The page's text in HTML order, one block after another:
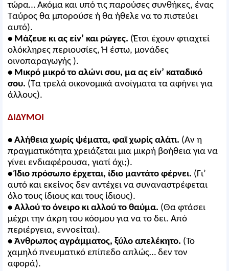
τώρα… Ακόμα και υπό τις παρούσες συνθήκες, ένας
Ταύρος θα μπορούσε ή θα ήθελε να το πιστεύει
αυτό).
• Μάζευε κι ας είν’ και ρώγες. (Έτσι έχουν φτιαχτεί
ολόκληρες περιουσίες, Ή έστω, μονάδες
οινοπαραγωγής ).
• Μικρό μικρό το αλώνι σου, μα ας είν’ καταδικό
σου. (Τα τρελά οικονομικά ανοίγματα τα αφήνει για
άλλους).
ΔΙΔΥΜΟΙ
• Αλήθεια χωρίς ψέματα, φαϊ χωρίς αλάτι. (Αν η
πραγματικότητα χρειάζεται μια μικρή βοήθεια για να
γίνει ενδιαφέρουσα, γιατί όχι;).
• Ίδιο πρόσωπο έρχεται, ίδιο μαντάτο φέρνει. (Γι’
αυτό και εκείνος δεν αντέχει να συναναστρέφεται
όλο τους ίδιους και τους ίδιους).
• Αλλού το όνειρο κι αλλού το θαύμα. (Θα φτάσει
μέχρι την άκρη του κόσμου για να το δει. Από
περιέργεια, εννοείται).
• Άνθρωπος αγράμματος, ξύλο απελέκητο. (Το
χαμηλό πνευματικό επίπεδο απλώς… δεν τον
αφορά).